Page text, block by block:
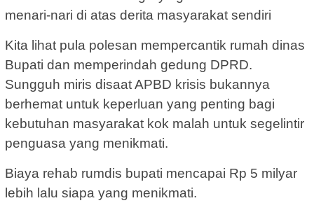
menari-nari di atas derita masyarakat sendiri
Kita lihat pula polesan mempercantik rumah dinas
Bupati dan memperindah gedung DPRD.
Sungguh miris disaat APBD krisis bukannya
berhemat untuk keperluan yang penting bagi
kebutuhan masyarakat kok malah untuk segelintir
penguasa yang menikmati.
Biaya rehab rumdis bupati mencapai Rp 5 milyar
lebih lalu siapa yang menikmati.